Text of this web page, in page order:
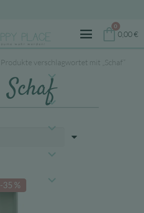
0
0,00€
Produkte verschlagwortet mit „Schaf“
Schaf
-35 %